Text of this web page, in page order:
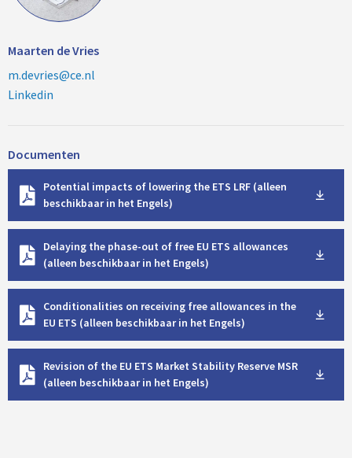
Maarten de Vries
m.devries@ce.nl
Linkedin
Documenten
Potential impacts of lowering the ETS LRF (alleen
beschikbaar in het Engels)
n
d
Delaying the phase-out of free EU ETS allowances
(alleen beschikbaar in het Engels)
n
d
Conditionalities on receiving free allowances in the
EU ETS (alleen beschikbaar in het Engels)
n
Revision of the EU ETS Market Stability Reserve MSR
(alleen beschikbaar in het Engels)
n